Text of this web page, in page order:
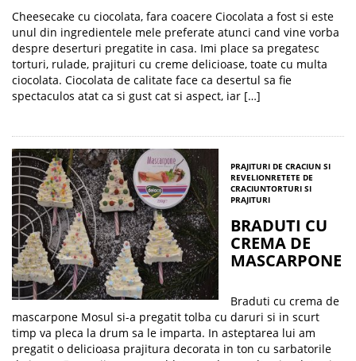
Cheesecake cu ciocolata, fara coacere Ciocolata a fost si este
unul din ingredientele mele preferate atunci cand vine vorba
despre deserturi pregatite in casa. Imi place sa pregatesc
torturi, rulade, prajituri cu creme delicioase, toate cu multa
ciocolata. Ciocolata de calitate face ca desertul sa fie
spectaculos atat ca si gust cat si aspect, iar […]
PRAJITURI DE CRACIUN SI
REVELIONRETETE DE
CRACIUNTORTURI SI
PRAJITURI
BRADUTI CU
CREMA DE
MASCARPONE
Braduti cu crema de
mascarpone Mosul si-a pregatit tolba cu daruri si in scurt
timp va pleca la drum sa le imparta. In asteptarea lui am
pregatit o delicioasa prajitura decorata in ton cu sarbatorile